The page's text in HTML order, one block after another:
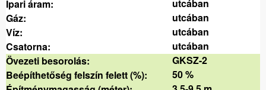
Ipari áram:
utcában
Gáz:
utcában
Víz:
utcában
Csatorna:
utcában
Övezeti besorolás:
GKSZ-2
Beépíthetőség felszín felett (%):
50 %